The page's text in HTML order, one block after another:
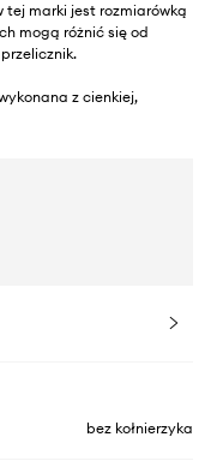
marki jest rozmiarówką
mogą różnić się od
z cienkiej,
bez kołnierzyka